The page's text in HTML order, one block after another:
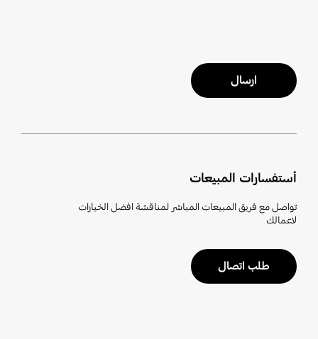
ارسال
أستفسارات المبيعات
تواصل مع فريق المبيعات المباشر لمناقشة افضل الخيارات
لاعمالك
طلب اتصال